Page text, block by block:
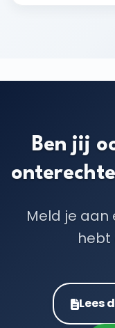
Ben jij
Meld je aan
hebt
Lees